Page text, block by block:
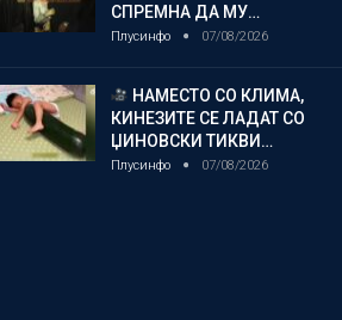
СПРЕМНА ДА МУ…
Плусинфо 07/08/2026
НАМЕСТО СО КЛИМА,
КИНЕЗИТЕ СЕ ЛАДАТ СО
ЏИНОВСКИ ТИКВИ…
Плусинфо 07/08/2026